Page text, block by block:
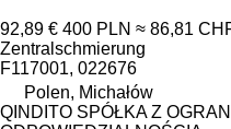
92,89 € 400 PLN ≈ 86,81
Zentralschmierung
F117001, 022676
Polen, Michałów
QINDITO SPÓŁKA Z